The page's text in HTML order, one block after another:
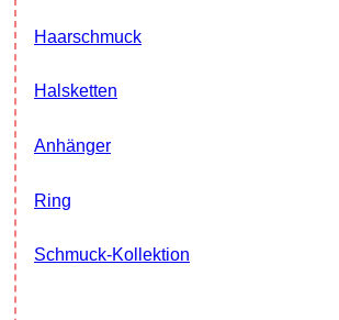
Haarschmuck
Halsketten
Anhänger
Ring
Schmuck-Kollektion